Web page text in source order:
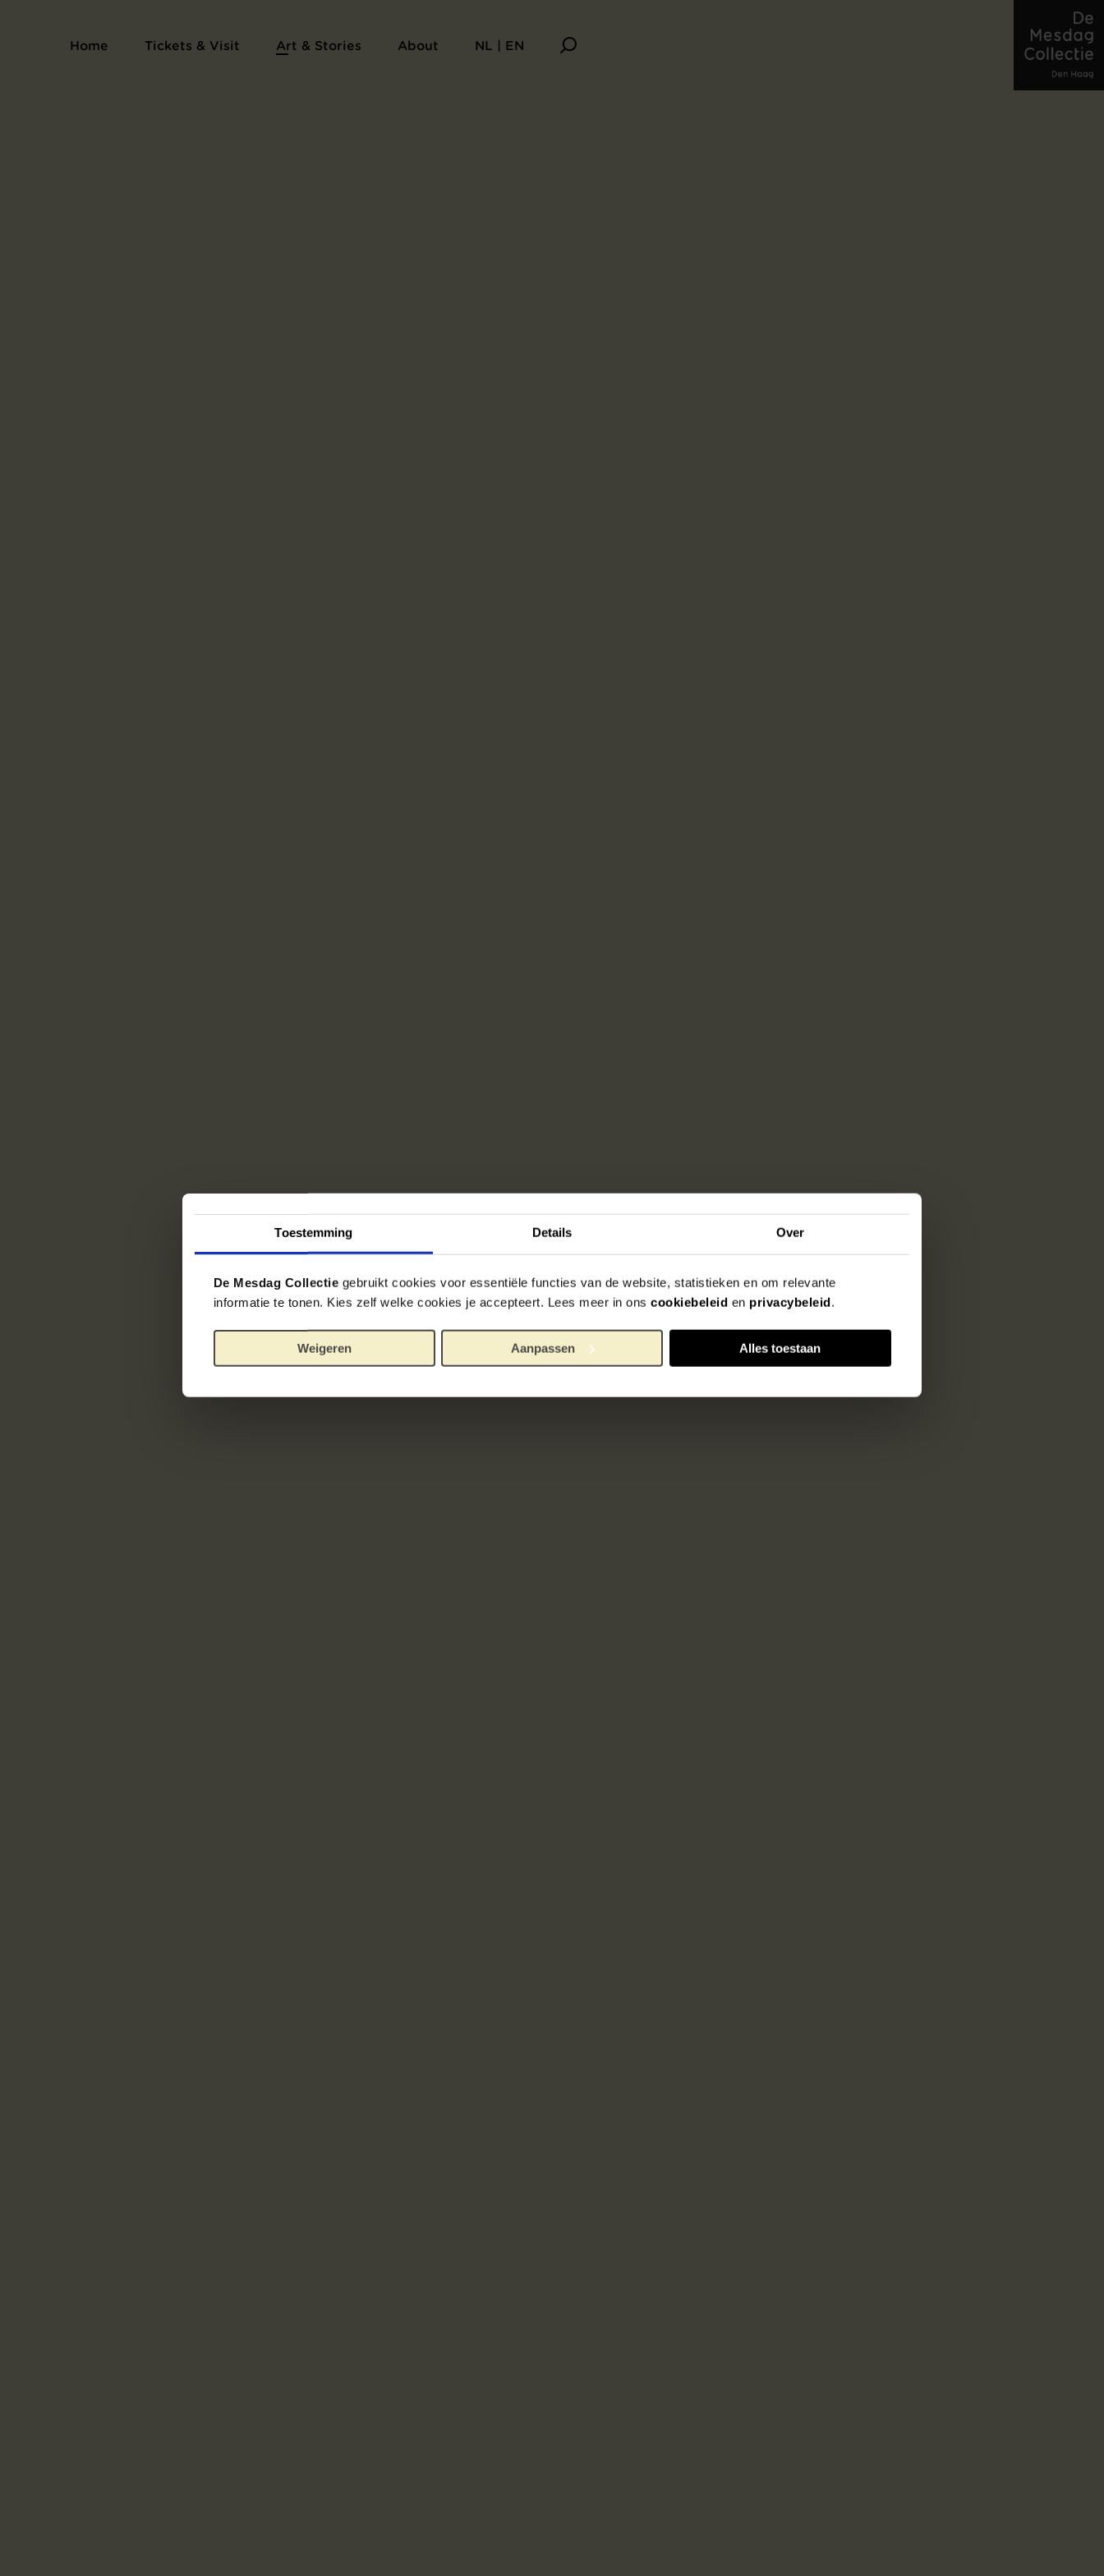
Toestemming Details Over
De Mesdag Collectie gebruikt cookies voor essentiële functies van de website, statistieken en om relevante
informatie te tonen. Kies zelf welke cookies je accepteert. Lees meer in ons cookiebeleid en privacybeleid.
Weigeren Aanpassen Alles toestaan
Home Tickets & Visit Art & Stories About NL | EN